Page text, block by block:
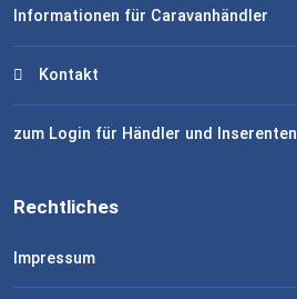
Informationen für Caravanhändler
Kontakt
zum Login für Händler und Inserenten
Rechtliches
Impressum